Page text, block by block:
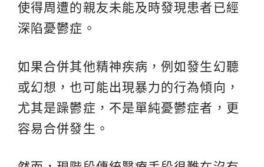
使得周遭的親友未能及時發現患者已經
深陷憂鬱症。
如果合併其他精神疾病，例如發生幻聽
或幻想，也可能出現暴力的行為傾向，
尤其是躁鬱症，不是單純憂鬱症者，更
容易合併發生。